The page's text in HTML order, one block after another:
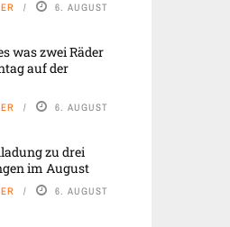
6. AUGUST
was zwei Räder
auf der
6. AUGUST
zu drei
im August
6. AUGUST